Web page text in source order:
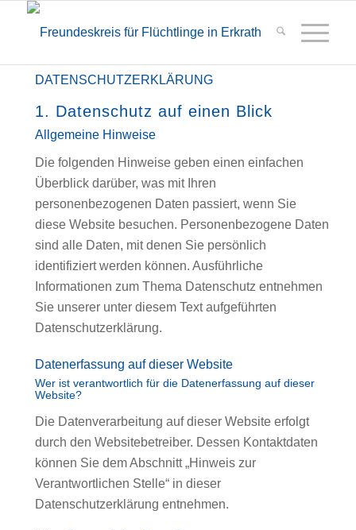
DATENSCHUTZERKLÄRUNG
1. Datenschutz auf einen Blick
Allgemeine Hinweise
Die folgenden Hinweise geben einen einfachen
Überblick darüber, was mit Ihren
personenbezogenen Daten passiert, wenn Sie
diese Website besuchen. Personenbezogene Daten
sind alle Daten, mit denen Sie persönlich
identifiziert werden können. Ausführliche
Informationen zum Thema Datenschutz entnehmen
Sie unserer unter diesem Text aufgeführten
Datenschutzerklärung.
Datenerfassung auf dieser Website
Wer ist verantwortlich für die Datenerfassung auf dieser
Website?
Die Datenverarbeitung auf dieser Website erfolgt
durch den Websitebetreiber. Dessen Kontaktdaten
können Sie dem Abschnitt „Hinweis zur
Verantwortlichen Stelle“ in dieser
Datenschutzerklärung entnehmen.